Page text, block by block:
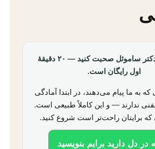
مستقیم با دکتر ساموئل صحبت کنید — ۲۰ دقیقهٔ
اول رایگان است.
به ما پیام می‌دهند، در ابتدا آمادگی
ندارند — و این کاملاً طبیعی است.
که برایتان راحت‌تر است شروع کنید.
در دل دارید برایم بنویسید